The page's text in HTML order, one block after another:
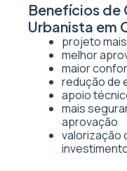
Benefícios
Urbanista em
projeto
melhor
maior
redução de
apoio
mais
aprovação
valorização